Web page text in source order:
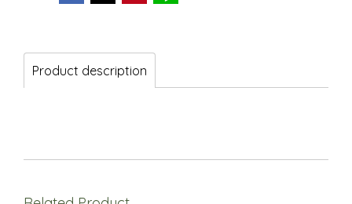
Product description